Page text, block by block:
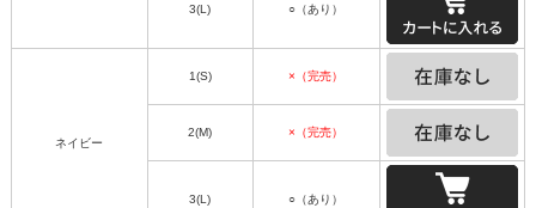
3(L) ○（あり）
ネイビー
1(S) ×（完売）
2(M) ×（完売）
3(L) ○（あり）